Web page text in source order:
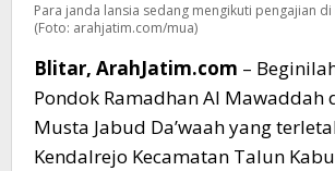
Para janda lansia sedang mengikuti pengajian
(Foto: arahjatim.com/mua)
Blitar, ArahJatim.com –
Pondok Ramadhan Al Mawaddah
Musta Jabud Da’waah yang
Kendalrejo Kecamatan Talun